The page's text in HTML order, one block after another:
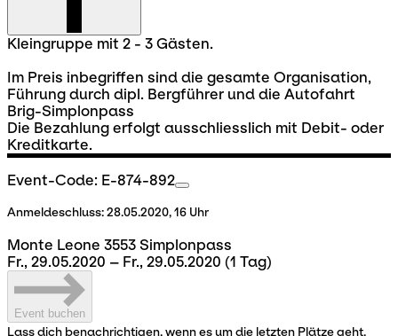
Kleingruppe mit 2 - 3 Gästen.
Im Preis inbegriffen sind die gesamte Organisation,
Führung durch dipl. Bergführer und die Autofahrt
Brig-Simplonpass
Die Bezahlung erfolgt ausschliesslich mit Debit- oder
Kreditkarte.
Event-Code: E-874-892
Anmeldeschluss:28.05.2020, 16 Uhr
Monte Leone 3553 Simplonpass
Fr., 29.05.2020 – Fr., 29.05.2020 (1 Tag)
Event buchen
Lass dich benachrichtigen, wenn es um die letzten Plätze geht.